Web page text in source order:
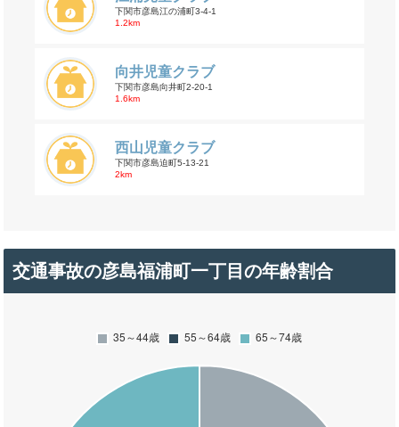
下関市彦島江の浦町3-4-1
1.2km
向井児童クラブ
下関市彦島向井町2-20-1
1.6km
西山児童クラブ
下関市彦島迫町5-13-21
2km
交通事故の彦島福浦町一丁目の年齢割合